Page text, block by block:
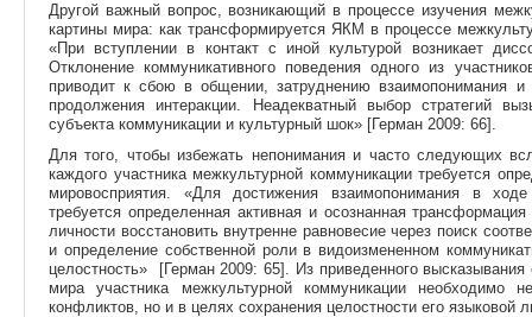
Другой важный вопрос, возникающий в процессе изучения
картины мира: как трансформируется ЯКМ в процессе
«При вступлении в контакт с иной культурой возникает
Отклонение коммуникативного поведения одного из
приводит к сбою в общении, затруднению взаимопонимания и
продолжения интеракции. Неадекватный выбор стратегий
субъекта коммуникации и культурный шок» [Герман 2009: 66].
Для того, чтобы избежать непонимания и часто следующих
каждого участника межкультурной коммуникации требуется
мировосприятия. «Для достижения взаимопонимания в
требуется определенная активная и осознанная
личности восстановить внутренне равновесие через поиск
и определение собственной роли в видоизмененном
целостность» [Герман 2009: 65]. Из приведенного высказывания
мира участника межкультурной коммуникации необходимо
конфликтов, но и в целях сохранения целостности его языковой